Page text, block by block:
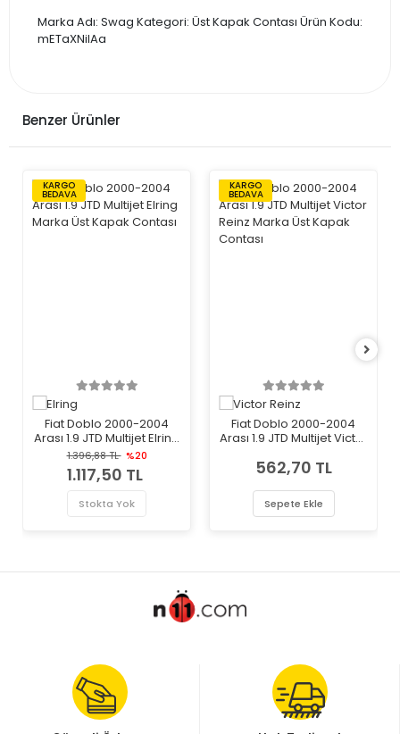
Marka Adı: Swag Kategori: Üst Kapak Contası Ürün Kodu:
mETaXNilAa
Benzer Ürünler
KARGO
BEDAVA
Fiat Doblo 2000-2004
Arası 1.9 JTD Multijet Elring
Marka Üst Kapak Contası
1.396,88 TL %20
1.117,50 TL
Stokta Yok
KARGO
BEDAVA
Fiat Doblo 2000-2004
Arası 1.9 JTD Multijet Victor
Contası
562,70 TL
Sepete Ekle